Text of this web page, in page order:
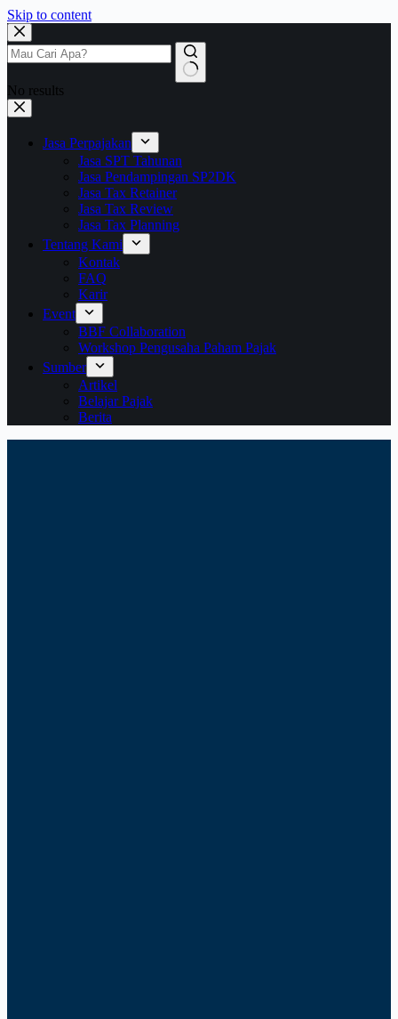
Skip to content
No results
Jasa Perpajakan
Jasa SPT Tahunan
Jasa Pendampingan SP2DK
Jasa Tax Retainer
Jasa Tax Review
Jasa Tax Planning
Tentang Kami
Kontak
FAQ
Karir
Event
BBF Collaboration
Workshop Pengusaha Paham Pajak
Sumber
Artikel
Belajar Pajak
Berita